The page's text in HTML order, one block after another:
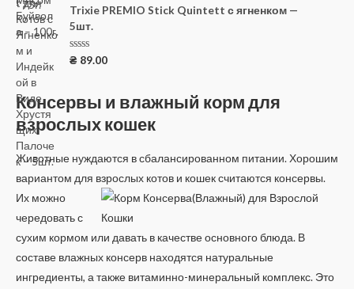
н
к
а
и
з
Trixie PREMIO Stick Quintett с ягненком —
5шт.
О
к
а
0
и
₴ 89.00
Консервы и влажный корм для
взрослых кошек
Животные нуждаются в сбалансированном питании. Хорошим
вариантом для взрослых котов и кошек считаются консервы.
Их можно
чередовать с
сухим кормом или давать в качестве основного блюда. В
составе влажных консерв находятся натуральные
ингредиенты, а также витаминно-минеральный комплекс. Это